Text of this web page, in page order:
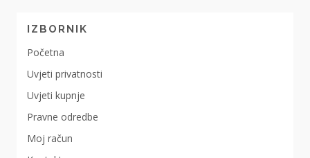
IZBORNIK
Početna
Uvjeti privatnosti
Uvjeti kupnje
Pravne odredbe
Moj račun